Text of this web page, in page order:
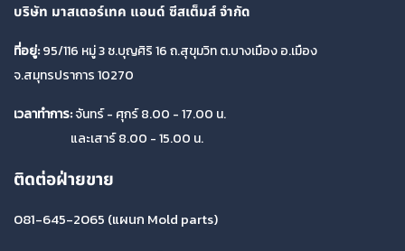
บริษัท มาสเตอร์เทค แอนด์ ซีสเต็มส์ จำกัด
ที่อยู่:95/116 หมู่ 3 ซ.บุญศิริ 16 ถ.สุขุมวิท ต.บางเมือง อ.เมือง
จ.สมุทรปราการ 10270
เวลาทำการ:จันทร์ - ศุกร์ 8.00 - 17.00 น.
และเสาร์ 8.00 - 15.00 น.
ติดต่อฝ่ายขาย
081-645-2065 (แผนก Mold parts)